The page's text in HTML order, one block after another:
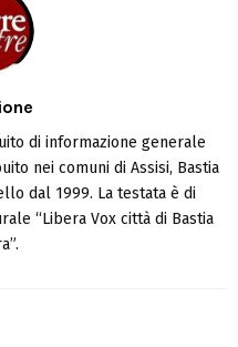
di informazione generale
nei comuni di Assisi, Bastia
dal 1999. La testata è di
“Libera Vox città di Bastia